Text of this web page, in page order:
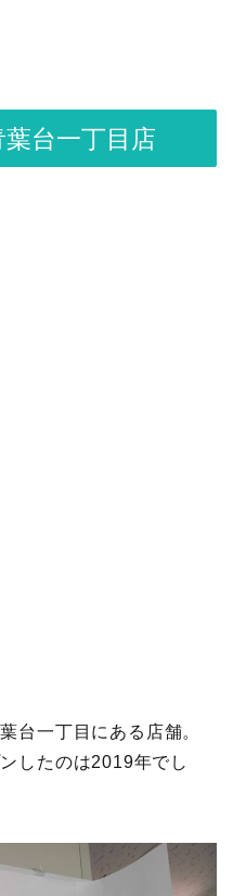
台一丁目店
台一丁目にある店舗。
したのは2019年でし